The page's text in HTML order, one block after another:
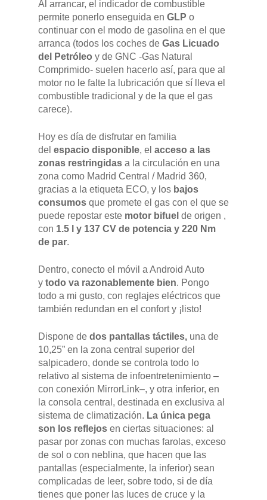
Al arrancar, el indicador de combustible
permite ponerlo enseguida en GLP o
continuar con el modo de gasolina en el que
arranca (todos los coches de Gas Licuado
del Petróleo y de GNC -Gas Natural
Comprimido- suelen hacerlo así, para que al
motor no le falte la lubricación que sí lleva el
combustible tradicional y de la que el gas
carece).
Hoy es día de disfrutar en familia
del espacio disponible, el acceso a las
zonas restringidas a la circulación en una
zona como Madrid Central / Madrid 360,
gracias a la etiqueta ECO, y los bajos
consumos que promete el gas con el que se
puede repostar este motor bifuel de origen ,
con 1.5 l y 137 CV de potencia y 220 Nm
de par.
Dentro, conecto el móvil a Android Auto
y todo va razonablemente bien. Pongo
todo a mi gusto, con reglajes eléctricos que
también redundan en el confort y ¡listo!
Dispone de dos pantallas táctiles, una de
10,25” en la zona central superior del
salpicadero, donde se controla todo lo
relativo al sistema de infoentretenimiento –
con conexión MirrorLink–, y otra inferior, en
la consola central, destinada en exclusiva al
sistema de climatización. La única pega
son los reflejos en ciertas situaciones: al
pasar por zonas con muchas farolas, exceso
de sol o con neblina, que hacen que las
pantallas (especialmente, la inferior) sean
complicadas de leer, sobre todo, si de día
tienes que poner las luces de cruce y la
GAMA
DFSK 500
DFSK E5
SOBRE DFSK
RENTING
POSTVENTA
Garantías
Mantenimiento
Accesorios
BLOG